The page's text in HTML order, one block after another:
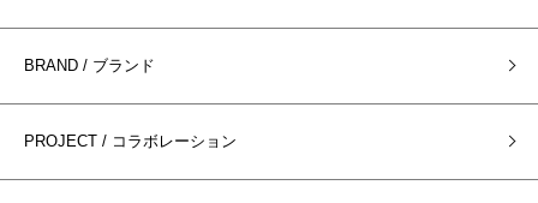
BRAND / ブランド
PROJECT / コラボレーション